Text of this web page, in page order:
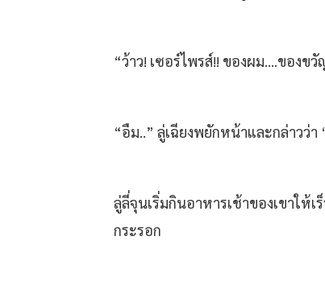
“ว้าว! เซอร์ไพรส์!! ของผม....ของ
“อืม..” ลู่เฉียงพยักหน้าและกล่าวว่
ลู่ลี่จุนเริ่มกินอาหารเช้าของเขาให้
กระรอก